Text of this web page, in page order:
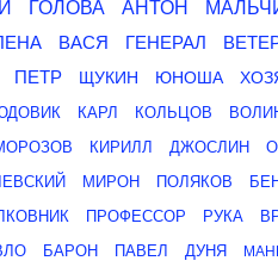
ГОЛОВА АНТОН
ВАСЯ ГЕНЕРАЛ
ПЕТР ЩУКИН ЮНОША
КАРЛ КОЛЬЦОВ
КИРИЛЛ ДЖОСЛИН
МИРОН ПОЛЯКОВ
ПРОФЕССОР РУКА
БАРОН ПАВЕЛ ДУНЯ